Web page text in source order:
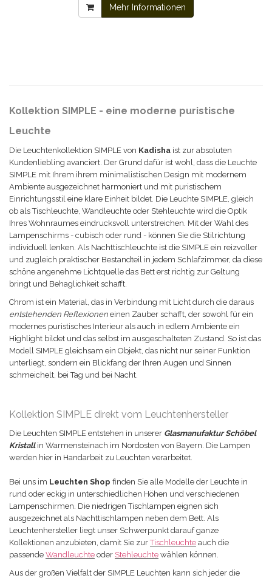
Mehr Informationen
Kollektion SIMPLE - eine moderne puristische
Leuchte
Die Leuchtenkollektion SIMPLE von Kadisha ist zur absoluten
Kundenliebling avanciert. Der Grund dafür ist wohl, dass die Leuchte
SIMPLE mit Ihrem ihrem minimalistischen Design mit modernem
Ambiente ausgezeichnet harmoniert und mit puristischem
Einrichtungsstil eine klare Einheit bildet. Die Leuchte SIMPLE, gleich
ob als Tischleuchte, Wandleuchte oder Stehleuchte wird die Optik
Ihres Wohnraumes eindrucksvoll unterstreichen. Mit der Wahl des
Lampenschirms - cubisch oder rund - können Sie die Stilrichtung
individuell lenken. Als Nachttischleuchte ist die SIMPLE ein reizvoller
und zugleich praktischer Bestandteil in jedem Schlafzimmer, da diese
schöne angenehme Lichtquelle das Bett erst richtig zur Geltung
bringt und Behaglichkeit schafft.
Chrom ist ein Material, das in Verbindung mit Licht durch die daraus
entstehenden Reflexionen einen Zauber schafft, der sowohl für ein
modernes puristisches Interieur als auch in edlem Ambiente ein
Highlight bildet und das selbst im ausgeschalteten Zustand. So ist das
Modell SIMPLE gleichsam ein Objekt, das nicht nur seiner Funktion
unterliegt, sondern ein Blickfang der Ihren Augen und Sinnen
schmeichelt, bei Tag und bei Nacht.
Kollektion SIMPLE direkt vom Leuchtenhersteller
Die Leuchten SIMPLE entstehen in unserer Glasmanufaktur Schöbel
Kristall in Warmensteinach im Nordosten von Bayern. Die Lampen
werden hier in Handarbeit zu Leuchten verarbeitet.
Bei uns im Leuchten Shop finden Sie alle Modelle der Leuchte in
rund oder eckig in unterschiedlichen Höhen und verschiedenen
Lampenschirmen. Die niedrigen Tischlampen eignen sich
ausgezeichnet als Nachttischlampen neben dem Bett. Als
Leuchtenhersteller liegt unser Schwerpunkt darauf ganze
Kollektionen anzubieten, damit Sie zurTischleuchte auch die
passende Wandleuchte oder Stehleuchte wählen können.
Aus der großen Vielfalt der SIMPLE Leuchten kann sich jeder die